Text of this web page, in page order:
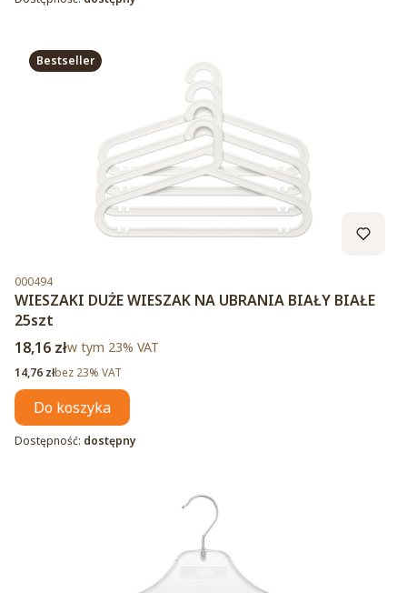
Bestseller
Kod produktu
000494
WIESZAKI DUŻE WIESZAK NA UBRANIA BIAŁY BIAŁE
25szt
Cena brutto
18,16 złw tym %s VAT
w tym 23% VAT
Cena netto
14,76 złbez 23% VAT
Do koszyka
Dostępność: dostępny